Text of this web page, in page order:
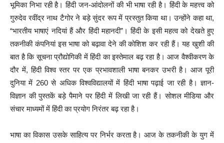
भूमिका निभा रही है। हिंदी जन-आंदोलनों की भी भाषा रही है। हिंदी के महत्त्व को
गुरुदेव रवींद्र नाथ टैगोर ने बड़े सुंदर रूप में प्रस्तुत किया था। उन्होंने कहा था,
“भारतीय भाषाएं नदियां हैं और हिंदी महानदी”। हिंदी के इसी महत्व को देखते हुए
तकनीकी कंपनियां इस भाषा को बढ़ावा देने की कोशिश कर रही हैं। यह खुशी की
बात है कि सूचना प्रौद्योगिकी में हिंदी का इस्‍तेमाल बढ़ रहा है। आज वैश्वीकरण के
दौर में, हिंदी विश्व स्तर पर एक प्रभावशाली भाषा बनकर उभरी है। आज पूरी
दुनिया में 260 से अधिक विश्वविद्यालयों में हिंदी भाषा पढ़ाई जा रही है। ज्ञान-
विज्ञान की पुस्तकें बड़े पैमाने पर हिंदी में लिखी जा रही हैं। सोशल मीडिया और
संचार माध्यमों में हिंदी का प्रयोग निरंतर बढ़ रहा है।
भाषा का विकास उसके साहित्य पर निर्भर करता है। आज के तकनीकी के युग में